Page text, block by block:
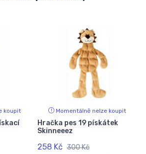
koupit Momentálně nelze koupit
Hračka pes 19 pískátek
Skinneeez
258 Kč 300 Kč